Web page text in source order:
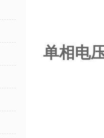
单相电